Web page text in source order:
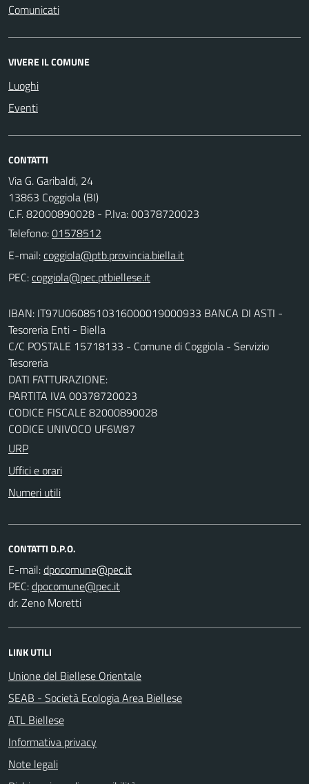
Comunicati
VIVERE IL COMUNE
Luoghi
Eventi
CONTATTI
Via G. Garibaldi, 24
13863 Coggiola (BI)
C.F. 82000890028 - P.Iva: 00378720023
Telefono:01578512
E-mail:
PEC:
IBAN: IT97U0608510316000019000933 BANCA DI ASTI -
Tesoreria Enti - Biella
C/C POSTALE 15718133 - Comune di Coggiola - Servizio
Tesoreria
DATI FATTURAZIONE:
PARTITA IVA 00378720023
CODICE FISCALE 82000890028
CODICE UNIVOCO UF6W87
URP
Uffici e orari
Numeri utili
CONTATTI D.P.O.
E-mail:
PEC:
dr. Zeno Moretti
LINK UTILI
Unione del Biellese Orientale
SEAB - Società Ecologia Area Biellese
ATL Biellese
Informativa privacy
Note legali